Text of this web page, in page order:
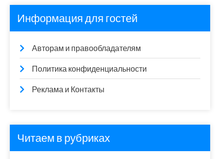
Информация для гостей
Авторам и правообладателям
Политика конфиденциальности
Реклама и Контакты
Читаем в рубриках